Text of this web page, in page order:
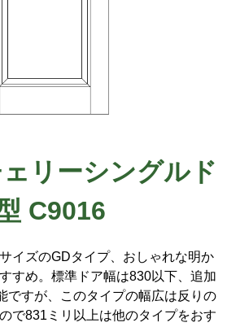
リーシングルド
C9016
イズのGDタイプ、おしゃれな明か
すめ。標準ドア幅は830以下、追加
ですが、このタイプの幅広は反りの
で831ミリ以上は他のタイプをおす